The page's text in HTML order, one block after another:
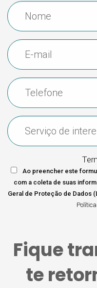
Ao preencher este
com a coleta de suas
Geral de Proteção de Dados
Fique
te